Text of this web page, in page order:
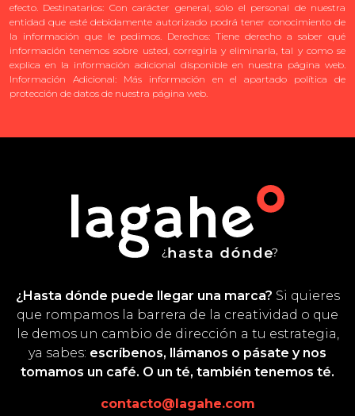
efecto. Destinatarios: Con carácter general, sólo el personal de nuestra
entidad que esté debidamente autorizado podrá tener conocimiento de
la información que le pedimos. Derechos: Tiene derecho a saber qué
información tenemos sobre usted, corregirla y eliminarla, tal y como se
explica en la información adicional disponible en nuestra página web.
Información Adicional: Más información en el apartado política de
protección de datos de nuestra página web.
¿Hasta dónde puede llegar una marca? Si quieres
que rompamos la barrera de la creatividad o que
le demos un cambio de dirección a tu estrategia,
ya sabes: escríbenos, llámanos o pásate y nos
tomamos un café. O un té, también tenemos té.
contacto@lagahe.com